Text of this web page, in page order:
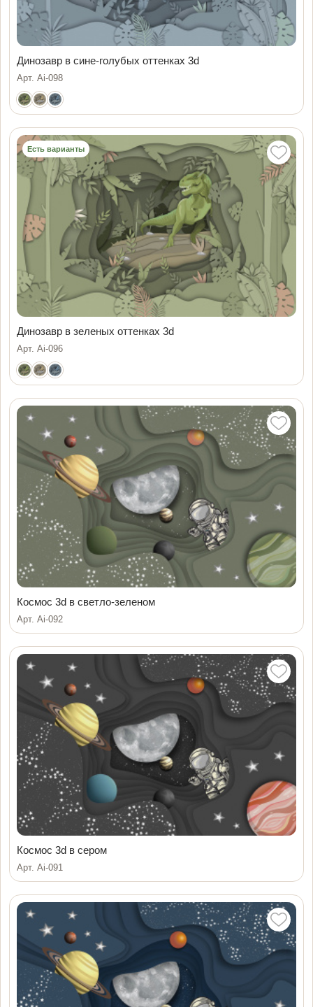
Динозавр в сине-голубых оттенках 3d
Арт. Ai-098
Есть варианты
Динозавр в зеленых оттенках 3d
Арт. Ai-096
Космос 3d в светло-зеленом
Арт. Ai-092
Космос 3d в сером
Арт. Ai-091